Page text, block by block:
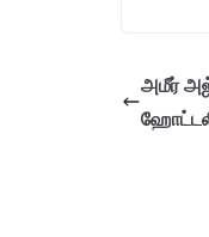
அமீர்